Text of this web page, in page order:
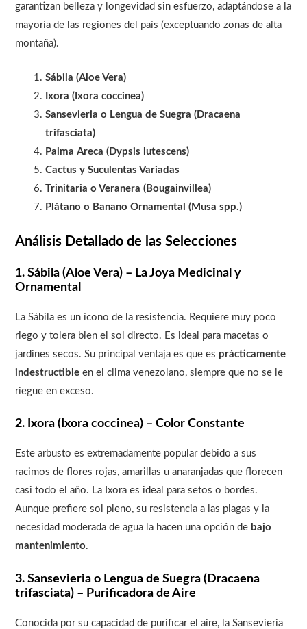
garantizan belleza y longevidad sin esfuerzo, adaptándose a la
mayoría de las regiones del país (exceptuando zonas de alta
montaña).
Sábila (Aloe Vera)
Ixora (Ixora coccinea)
Sansevieria o Lengua de Suegra (Dracaena
trifasciata)
Palma Areca (Dypsis lutescens)
Cactus y Suculentas Variadas
Trinitaria o Veranera (Bougainvillea)
Plátano o Banano Ornamental (Musa spp.)
Análisis Detallado de las Selecciones
1. Sábila (Aloe Vera) – La Joya Medicinal y
Ornamental
La Sábila es un ícono de la resistencia. Requiere muy poco
riego y tolera bien el sol directo. Es ideal para macetas o
jardines secos. Su principal ventaja es que es prácticamente
indestructible en el clima venezolano, siempre que no se le
riegue en exceso.
2. Ixora (Ixora coccinea) – Color Constante
Este arbusto es extremadamente popular debido a sus
racimos de flores rojas, amarillas u anaranjadas que florecen
casi todo el año. La Ixora es ideal para setos o bordes.
Aunque prefiere sol pleno, su resistencia a las plagas y la
necesidad moderada de agua la hacen una opción de bajo
mantenimiento.
3. Sansevieria o Lengua de Suegra (Dracaena
trifasciata) – Purificadora de Aire
Conocida por su capacidad de purificar el aire, la Sansevieria